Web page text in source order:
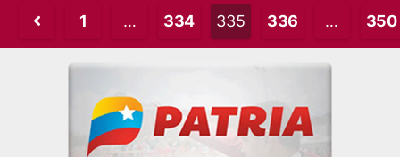
Posts
pagination
1 … 334 335 336 … 350